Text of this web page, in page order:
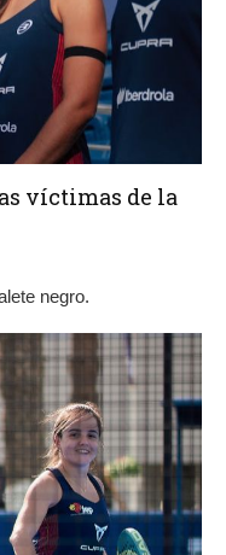
víctimas de la
negro.